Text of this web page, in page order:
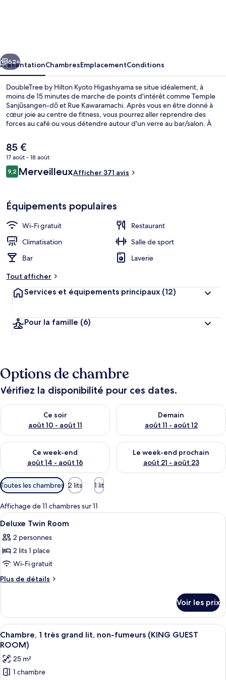
Higashiyama
Suite Deluxe, non-fumeurs (KING
Suivant
62+
PrésentationChambresEmplacementConditions
DoubleTree by Hilton Kyoto Higashiyama se situe idéalement, à
moins de 15 minutes de marche de points d'intérêt comme Temple
Sanjūsangen-dō et Rue Kawaramachi. Après vous en être donné à
cœur joie au centre de fitness, vous pourrez aller reprendre des
forces au café ou vous détendre autour d'un verre au bar/salon. À
comme Temple Kiyomizu-dera et Temple Yasaka-jinja. Les autres
voyageurs adorent le personnel attentionné. L'hébergement se
situe à une courte distance à pied des transports publics. Station de
métro Gojō se trouve à 11 min à peine.
Le
prix
actuel
est
85 €
17 août - 18 août
Avis
voyageurs
9,29,2 sur 10
MerveilleuxAfficher 371 avis
Équipements populaires
Wi-Fi gratuit
Restaurant
Climatisation
Salle de sport
Bar
Laverie
Tout afficher
Services et équipements principaux (12)
Pour la famille (6)
Options de chambre
Vérifiez la disponibilité pour ces dates.
Ce soir
août 10 - août 11
Vérifier la disponibilité pour ce soir août 10 - août 11
Demain
août 11 - août 12
Vérifier la disponibilité pour
Ce week-end
août 14 - août 16
Vérifier la disponibilité pour ce week-end août 14 - août 16
Le week-end prochain
août 21 - août 23
Vérifier la disponibilité pour
Filtres
disponibles
pour
les
chambres
Toutes les chambres 2 lits 1 lit
Affichage de 11 chambres sur 11
Afficher
toutes
les
photos
pour
ce
chambre :
Deluxe
Twin
Room
Literie hypoallergénique, coffres-
4
Deluxe Twin Room
2 personnes
2 lits 1 place
Wi-Fi gratuit
Plus de détails
Plus
le
type
de
chambre
Twin
Room
Voir les prix
Afficher
toutes
les
photos
pour
Une chambre d’hôtel moderne
7
Chambre, 1 très grand lit, non-fumeurs (KING GUEST
ROOM)
25 m²
1 chambre